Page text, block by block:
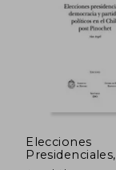
Elecciones
Presidenciales,